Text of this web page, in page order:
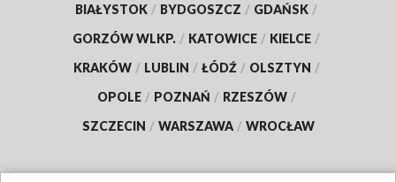
BIAŁYSTOK / BYDGOSZCZ / GDAŃSK /
GORZÓW WLKP. / KATOWICE / KIELCE /
KRAKÓW / LUBLIN / ŁÓDŹ / OLSZTYN /
OPOLE / POZNAŃ / RZESZÓW /
SZCZECIN / WARSZAWA / WROCŁAW